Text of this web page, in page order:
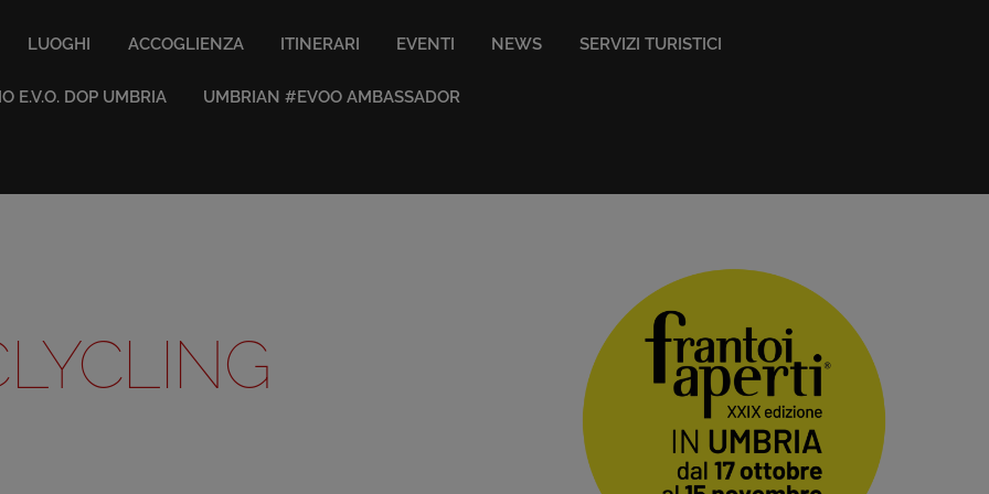
LUOGHI ACCOGLIENZA ITINERARI EVENTI NEWS SERVIZI TURISTICI
E.V.O. DOP UMBRIA UMBRIAN #EVOO AMBASSADOR